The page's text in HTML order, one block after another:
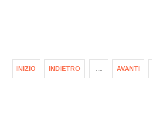
INIZIO INDIETRO … AVANTI